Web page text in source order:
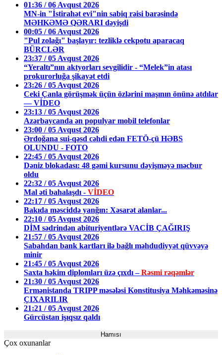
01:36 / 06 Avqust 2026
MN-in "İstirahət evi"nin sabiq rəisi barəsində
MƏHKƏMƏ QƏRARI dəyişdi
00:05 / 06 Avqust 2026
"Pul zolağı" başlayır: tezliklə cekpotu aparacaq
BÜRCLƏR
23:37 / 05 Avqust 2026
“Yeraltı”nın aktyorları sevgilidir - “Melek”in atası
prokurorluğa şikayət etdi
23:26 / 05 Avqust 2026
Ceki Çanla görüşmək üçün özlərini maşının önünə atdılar
— VİDEO
23:13 / 05 Avqust 2026
Azərbaycanda ən populyar mobil telefonlar
23:00 / 05 Avqust 2026
Ərdoğana sui-qəsd cəhdi edən FETÖ-çü HƏBS
OLUNDU - FOTO
22:45 / 05 Avqust 2026
Dəniz blokadası: 48 gəmi kursunu dəyişməyə məcbur
oldu
22:32 / 05 Avqust 2026
Mal əti bahalaşdı - VİDEO
22:17 / 05 Avqust 2026
Bakıda məsciddə yanğın: Xəsarət alanlar...
22:10 / 05 Avqust 2026
DİM sədrindən abituriyentlərə VACİB ÇAĞIRIŞ
21:57 / 05 Avqust 2026
Sabahdan bank kartları ilə bağlı məhdudiyyət qüvvəyə
minir
21:45 / 05 Avqust 2026
Saxta həkim diplomları üzə çıxdı –Rəsmi rəqəmlər
21:30 / 05 Avqust 2026
Ermənistanda TRIPP məsələsi Konstitusiya Məhkəməsinə
ÇIXARILIR
21:21 / 05 Avqust 2026
Gürcüstan işıqsız qaldı
Hamısı
Çox oxunanlar